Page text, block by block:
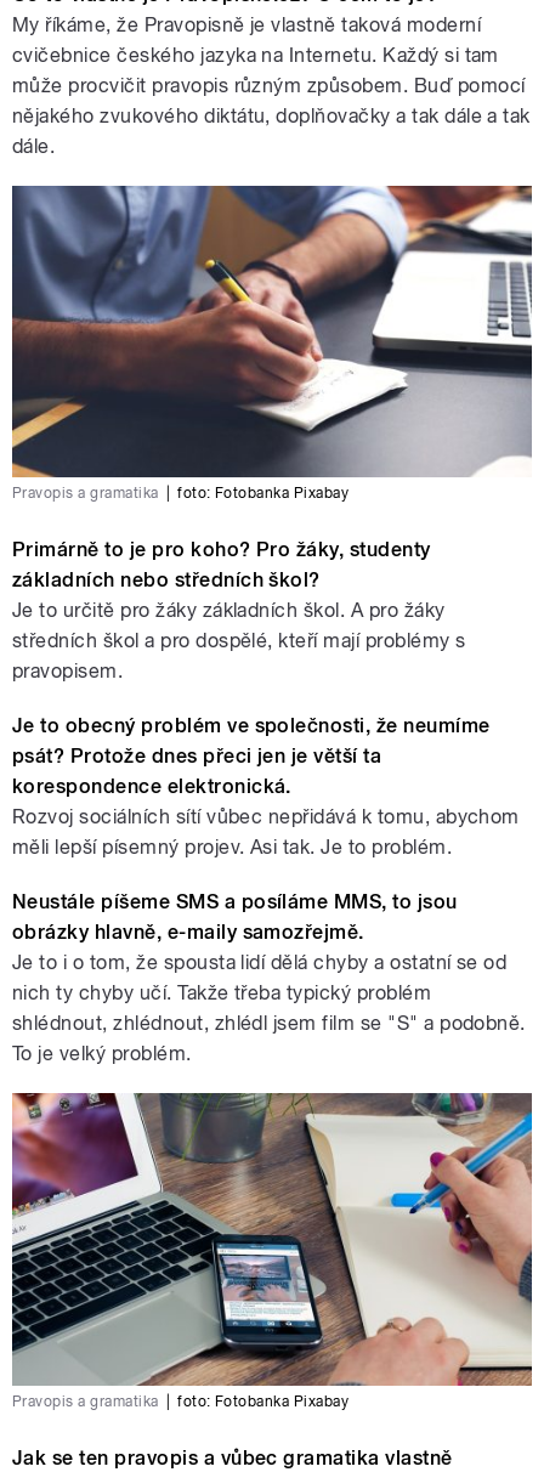
My říkáme, že Pravopisně je vlastně taková moderní
cvičebnice českého jazyka na Internetu. Každý si tam
může procvičit pravopis různým způsobem. Buď pomocí
nějakého zvukového diktátu, doplňovačky a tak dále a tak
dále.
Pravopis a gramatika foto: Fotobanka Pixabay
Primárně to je pro koho? Pro žáky, studenty
základních nebo středních škol?
Je to určitě pro žáky základních škol. A pro žáky
středních škol a pro dospělé, kteří mají problémy s
pravopisem.
Je to obecný problém ve společnosti, že neumíme
psát? Protože dnes přeci jen je větší ta
korespondence elektronická.
Rozvoj sociálních sítí vůbec nepřidává k tomu, abychom
měli lepší písemný projev. Asi tak. Je to problém.
Neustále píšeme SMS a posíláme MMS, to jsou
obrázky hlavně, e-maily samozřejmě.
Je to i o tom, že spousta lidí dělá chyby a ostatní se od
nich ty chyby učí. Takže třeba typický problém
shlédnout, zhlédnout, zhlédl jsem film se "S" a podobně.
To je velký problém.
Pravopis a gramatika foto: Fotobanka Pixabay
Jak se ten pravopis a vůbec gramatika vlastně